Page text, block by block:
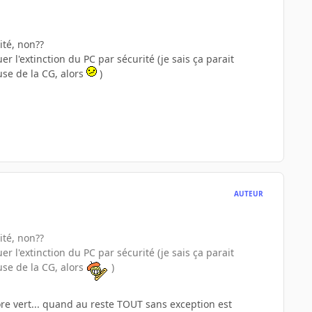
non??
l'extinction du PC par sécurité (je sais ça parait
de la CG, alors
)
AUTEUR
non??
l'extinction du PC par sécurité (je sais ça parait
de la CG, alors
)
vert... quand au reste TOUT sans exception est